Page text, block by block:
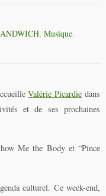
,Musique,
Valérie Picardie dans
et de ses prochaines
Me the Body et “Pince
culturel. Ce week-end,